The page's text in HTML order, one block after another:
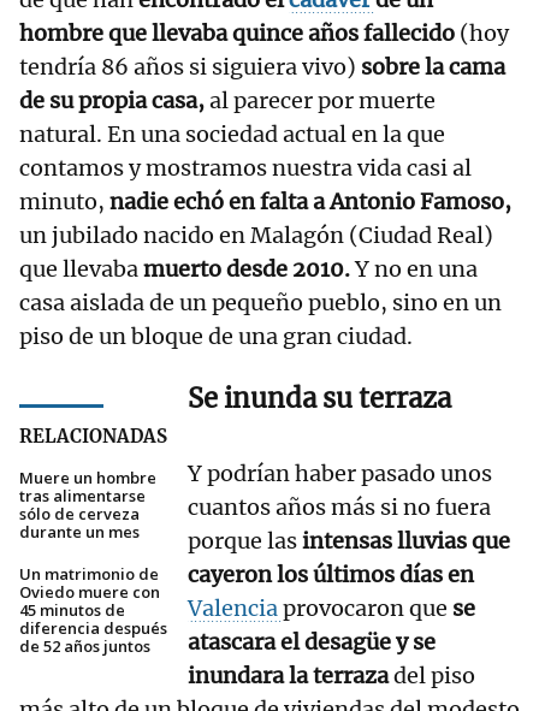
hombre que llevaba quince años fallecido (hoy
tendría 86 años si siguiera vivo) sobre la cama
de su propia casa,al parecer por muerte
natural. En una sociedad actual en la que
contamos y mostramos nuestra vida casi al
minuto, nadie echó en falta a Antonio Famoso,
un jubilado nacido en Malagón (Ciudad Real)
que llevabamuerto desde 2010.Y no en una
casa aislada de un pequeño pueblo, sino en un
piso de un bloque de una gran ciudad.
RELACIONADAS
Muere un hombre
tras alimentarse
sólo de cerveza
durante un mes
Un matrimonio de
Oviedo muere con
45 minutos de
diferencia después
de 52 años juntos
Se inunda su terraza
Y podrían haber pasado unos
cuantos años más si no fuera
porque lasintensas lluvias que
cayeron los últimos días en
Valenciaprovocaron que se
atascara el desagüe y se
inundara la terrazadel piso